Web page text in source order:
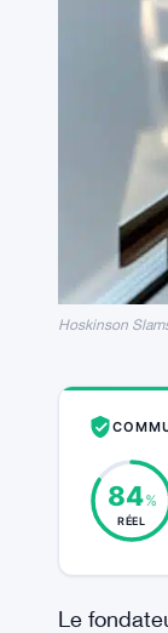
Hoskinson
84%
RÉEL
Le